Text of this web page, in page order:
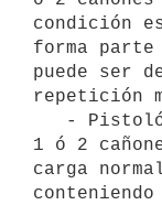
condición
forma
puede ser
repetición
1 ó 2
carga